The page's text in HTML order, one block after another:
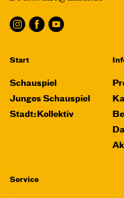
Start
Schauspiel
Junges Schauspiel
Stadt:Kollektiv
Service